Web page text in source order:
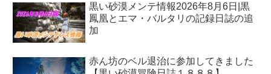
黒い砂漠メンテ情報2026年8月6日|黒
鳳凰とエマ・バルタリの記録日誌の追
加
赤ん坊のベル退治に参加してきました